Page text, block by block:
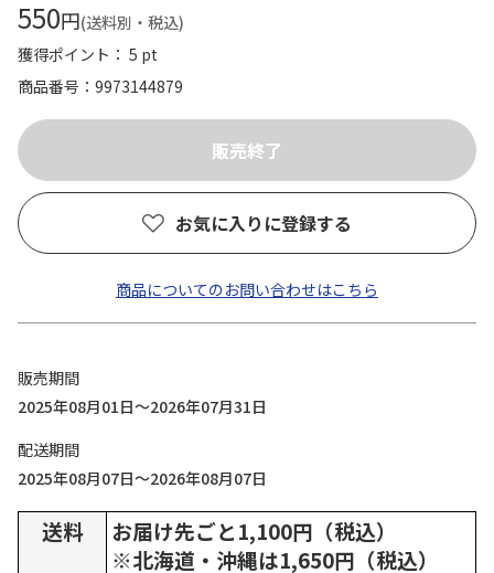
550円(送料別・税込)
獲得ポイント： 5 pt
商品番号
9973144879
お気に入りに登録する
商品についてのお問い合わせはこちら
販売期間
2025年08月01日～2026年07月31日
配送期間
2025年08月07日～2026年08月07日
送料
お届け先ごと1,100円（税込）
※北海道・沖縄は1,650円（税込）